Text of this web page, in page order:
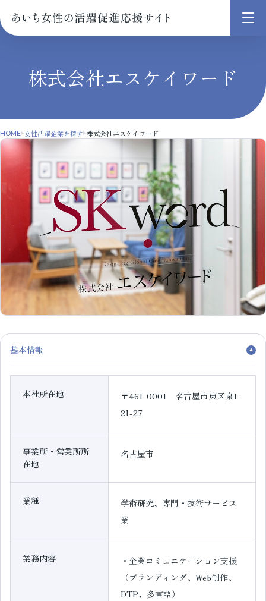
メ
株式会社エスケイワード
HOME 女性活躍企業を探す 株式会社エスケイワード
基本情報
本社所在地
〒461-0001 名古屋市東区泉1-
21-27
事業所・営業所所
在地
名古屋市
業種
学術研究、専門・技術サービス
業
業務内容
・企業コミュニケーション支援
（ブランディング、Web制作、
DTP、多言語）